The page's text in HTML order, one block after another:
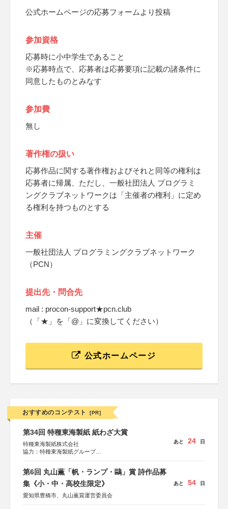
公式ホームページの応募フォームより投稿
参加資格
応募時に小中学生であること
※応募時点で、応募者は応募要項に記載の諸条件に
同意したものとみなす
参加費
無し
著作権の扱い
応募作品に関する著作権およびそれと同等の権利は
応募者に帰属、ただし、一般社団法人 プログラミ
ングクラブネットワークは「主催者の権利」に定め
る権利を持つものとする
主催
一般社団法人 プログラミングクラブネットワーク
（PCN）
提出先・問合先
mail : procon-support★pcn.club
（「★」を「@」に変換してください）
公式ホームページ
おすすめのコンテスト [PR]
第34回 特種東海製紙 紙わざ大賞
特種東海製紙株式会社
協力：特種東海製紙グループ
あと 24 日
第6回 丸山薫「帆・ランプ・鷗」賞 詩作品募
集《小・中・高校生限定》
愛知県豊橋市、丸山薫賞運営委員会
あと 54 日